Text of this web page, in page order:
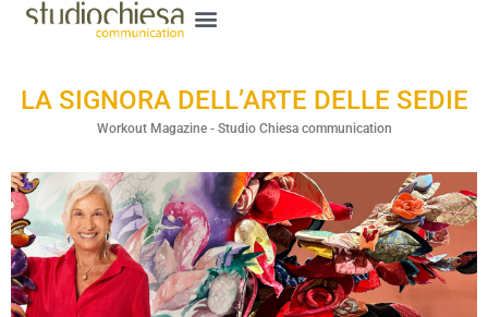
LA SIGNORA DELL’ARTE DELLE SEDIE
Workout Magazine - Studio Chiesa communication